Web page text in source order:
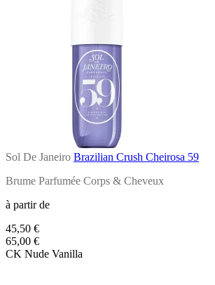
Sol De Janeiro Brazilian Crush Cheirosa 59
Brume Parfumée Corps & Cheveux
à partir de
45,50 €
65,00 €
CK Nude Vanilla